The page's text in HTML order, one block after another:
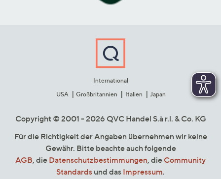
International
USA
Großbritannien Italien Japan
Copyright © 2001 - 2026 QVC Handel S.à r.l. & Co. KG
Für die Richtigkeit der Angaben übernehmen wir keine
Gewähr. Bitte beachte auch folgende
AGB, die Datenschutzbestimmungen, die Community
Standards und das Impressum.